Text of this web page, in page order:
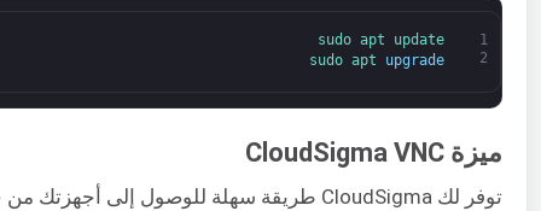
1
2
sudo apt update
sudo apt upgrade
ميزة CloudSigma VNC
توفر لك CloudSigma طريقة سهلة للوصول إلى أجهزتك من خلال VNC.